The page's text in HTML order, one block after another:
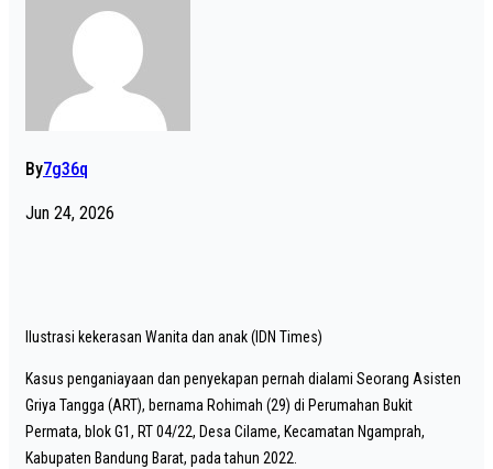
By7g36q
Jun 24, 2026
Ilustrasi kekerasan Wanita dan anak (IDN Times)
Kasus penganiayaan dan penyekapan pernah dialami Seorang Asisten
Griya Tangga (ART), bernama Rohimah (29) di Perumahan Bukit
Permata, blok G1, RT 04/22, Desa Cilame, Kecamatan Ngamprah,
Kabupaten Bandung Barat, pada tahun 2022.